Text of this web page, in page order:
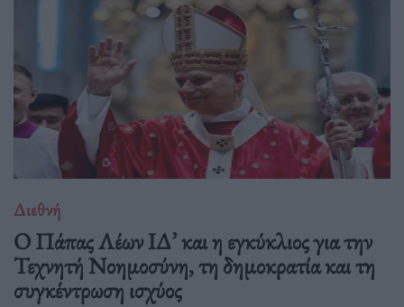
Διεθνή
Ο Πάπας Λέων ΙΔ’ και η εγκύκλιος για την
Τεχνητή Νοημοσύνη, τη δημοκρατία και τη
συγκέντρωση ισχύος